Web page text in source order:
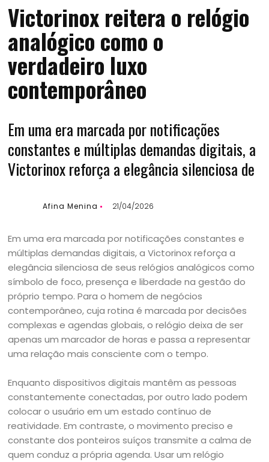
Victorinox reitera o relógio
analógico como o
verdadeiro luxo
contemporâneo
Em uma era marcada por notificações
constantes e múltiplas demandas digitais, a
Victorinox reforça a elegância silenciosa de
Afina Menina 21/04/2026
Em uma era marcada por notificações constantes e
múltiplas demandas digitais, a Victorinox reforça a
elegância silenciosa de seus relógios analógicos como
símbolo de foco, presença e liberdade na gestão do
próprio tempo. Para o homem de negócios
contemporâneo, cuja rotina é marcada por decisões
complexas e agendas globais, o relógio deixa de ser
apenas um marcador de horas e passa a representar
uma relação mais consciente com o tempo.
Enquanto dispositivos digitais mantêm as pessoas
constantemente conectadas, por outro lado podem
colocar o usuário em um estado contínuo de
reatividade. Em contraste, o movimento preciso e
constante dos ponteiros suíços transmite a calma de
quem conduz a própria agenda. Usar um relógio